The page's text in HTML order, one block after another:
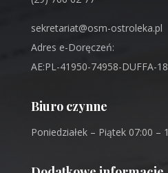
sekretariat@osm-ostroleka.pl
Adres e-Doręczeń:
AE:PL-41950-74958-DUFFA-18
Biuro czynne
Poniedziałek – Piątek 07:00 –